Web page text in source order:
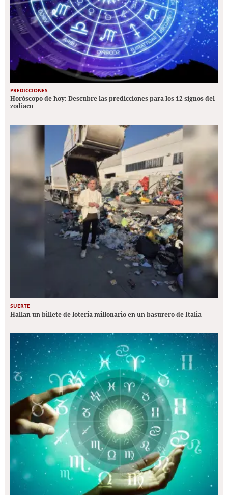
PREDICCIONES
Horóscopo de hoy: Descubre las predicciones para los 12 signos del
zodiaco
SUERTE
Hallan un billete de lotería millonario en un basurero de Italia